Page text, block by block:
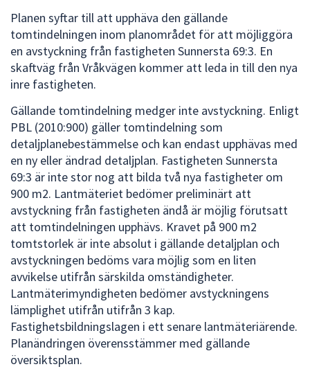
under
fältet.
Använd
piltangenterna
navigera
mellan
sökförslagen
och
enter
för
att
välja
något
av
dem.
Planen syftar till att upphäva den gällande
tomtindelningen inom planområdet för att möjliggöra
en avstyckning från fastigheten Sunnersta 69:3. En
skaftväg från Vråkvägen kommer att leda in till den nya
inre fastigheten.
Gällande tomtindelning medger inte avstyckning. Enligt
PBL (2010:900) gäller tomtindelning som
detaljplanebestämmelse och kan endast upphävas med
en ny eller ändrad detaljplan. Fastigheten Sunnersta
69:3 är inte stor nog att bilda två nya fastigheter om
900 m2. Lantmäteriet bedömer preliminärt att
avstyckning från fastigheten ändå är möjlig förutsatt
att tomtindelningen upphävs. Kravet på 900 m2
tomtstorlek är inte absolut i gällande detaljplan och
avstyckningen bedöms vara möjlig som en liten
avvikelse utifrån särskilda omständigheter.
Lantmäterimyndigheten bedömer avstyckningens
lämplighet utifrån utifrån 3 kap.
Fastighetsbildningslagen i ett senare lantmäteriärende.
Planändringen överensstämmer med gällande
översiktsplan.